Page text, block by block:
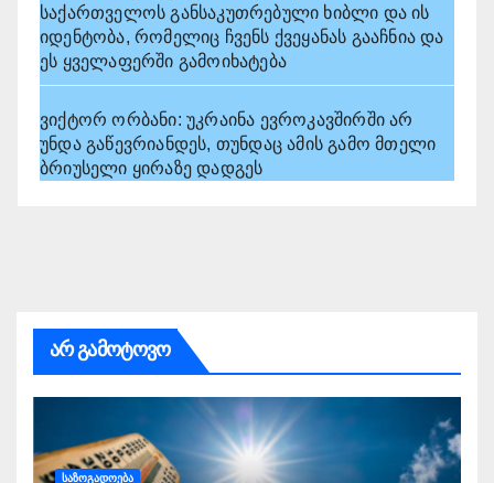
საქართველოს განსაკუთრებული ხიბლი და ის
იდენტობა, რომელიც ჩვენს ქვეყანას გააჩნია და
ეს ყველაფერში გამოიხატება
ვიქტორ ორბანი: უკრაინა ევროკავშირში არ
უნდა გაწევრიანდეს, თუნდაც ამის გამო მთელი
ბრიუსელი ყირაზე დადგეს
არ გამოტოვო
ᲡᲐᲖᲝᲒᲐᲓᲝᲔᲑᲐ